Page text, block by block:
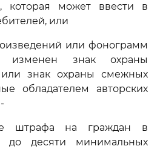
которая может ввести в
или
или фонограмм
изменен знак охраны
или знак охраны смежных
обладателем авторских
штрафа на граждан в
до десяти минимальных